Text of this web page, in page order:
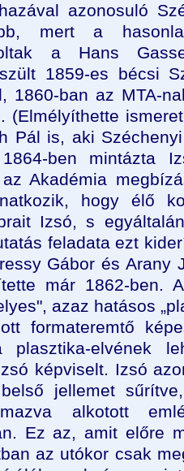
azonosuló
mert a
a Hans
1859-es bécsi
1860-ban az MTA-
(Elmélyíthette
Pál is, aki
ben mintázta
Akadémia
hogy élő
Izsó, s
feladata ezt
Gábor és Arany
már 1862-ben.
azaz hatásos
formateremtő
plasztika-elvének
képviselt. Izsó
jellemet
alkotott
Ez az, amit előre
az utókor csak